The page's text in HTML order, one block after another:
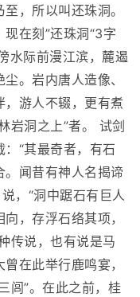
，所以叫还珠洞。
在刻”还珠洞“3字
水际前漫江滨，麓遏
。岩内唐人造像、
游人不辍，更有煮
岩洞之上”者。 试剑
“其最奇者，有石
闻昔有神人名揭谛
，“洞中踞石有巨人
，存浮石络其项，
传说，也有说是马
在此举行鹿鸣宴，
闾”。在此之前，桂